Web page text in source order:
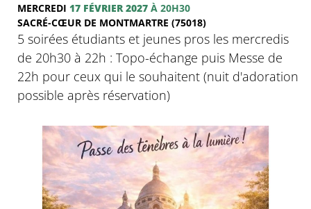
MERCREDI 17 FÉVRIER 2027 À 20H30
SACRÉ-CŒUR DE MONTMARTRE (75018)
5 soirées étudiants et jeunes pros les mercredis
de 20h30 à 22h : Topo-échange puis Messe de
22h pour ceux qui le souhaitent (nuit d'adoration
possible après réservation)